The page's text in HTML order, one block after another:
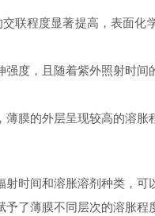
联程度显著提高，表面化
度，且随着紫外照射时间
膜的外层呈现较高的溶胀
时间和溶胀溶剂种类，
了薄膜不同层次的溶胀程